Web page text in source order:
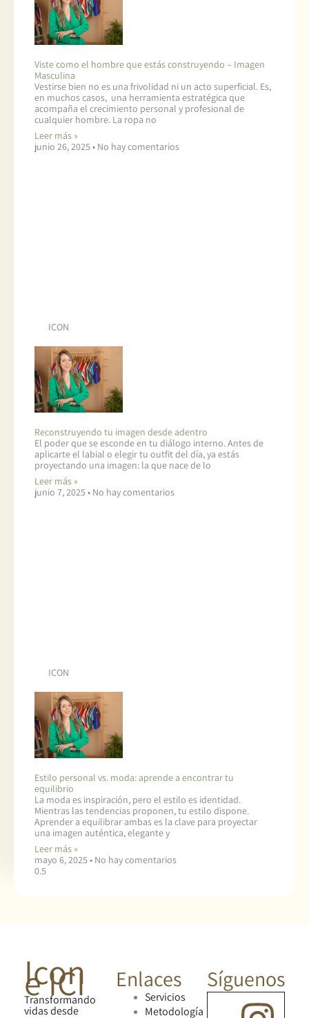
Viste como el hombre que estás construyendo – Imagen
Masculina
Vestirse bien no es una frivolidad ni un acto superficial. Es,
en muchos casos, una herramienta estratégica que
acompaña el crecimiento personal y profesional de
cualquier hombre. La ropa no
Leer más »
junio 26, 2025
No hay comentarios
ICON
Reconstruyendo tu imagen desde adentro
El poder que se esconde en tu diálogo interno. Antes de
aplicarte el labial o elegir tu outfit del día, ya estás
proyectando una imagen: la que nace de lo
Leer más »
junio 7, 2025
No hay comentarios
ICON
Estilo personal vs. moda: aprende a encontrar tu
equilibrio
La moda es inspiración, pero el estilo es identidad.
Mientras las tendencias proponen, tu estilo dispone.
Aprender a equilibrar ambas es la clave para proyectar
una imagen auténtica, elegante y
Leer más »
mayo 6, 2025
No hay comentarios
Icon
e ICI
Transformando
vidas desde
Enlaces
Servicios
Metodología
Síguenos